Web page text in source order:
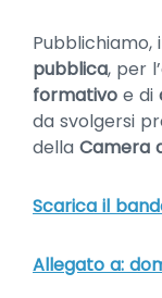
Pubblichiamo,
pubblica, per
formativo e di
da svolgersi
della Camera
Scarica il
Allegato a: